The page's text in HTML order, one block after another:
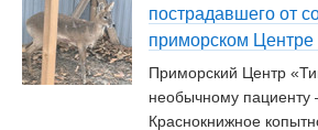
пострадавшего от
приморском Центре
Приморский Центр
необычному пациенту
Краснокнижное